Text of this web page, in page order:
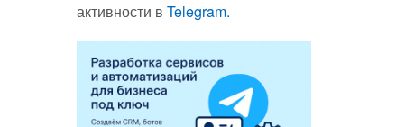
активности в Telegram.